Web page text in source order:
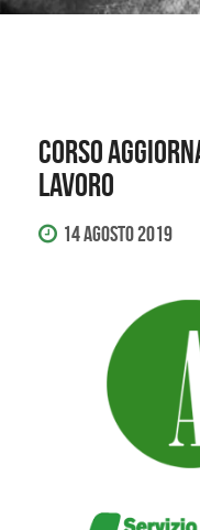
CORSO
LAVORO
14 Agosto 2019